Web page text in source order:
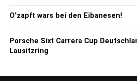
O’zapft wars bei den Eibanesen!
Porsche Sixt Carrera Cup
Lausitzring